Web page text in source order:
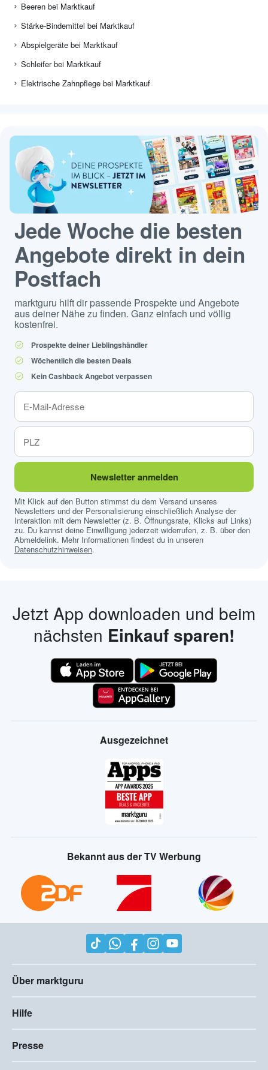
Beeren bei Marktkauf
Stärke-Bindemittel bei Marktkauf
Abspielgeräte bei Marktkauf
Schleifer bei Marktkauf
Elektrische Zahnpflege bei Marktkauf
Jede Woche die besten
Angebote direkt in dein
Postfach
marktguru hilft dir passende Prospekte und Angebote
aus deiner Nähe zu finden. Ganz einfach und völlig
kostenfrei.
Prospekte deiner Lieblingshändler
Wöchentlich die besten Deals
Kein Cashback Angebot verpassen
Newsletter anmelden
Mit Klick auf den Button stimmst du dem Versand unseres
Newsletters und der Personalisierung einschließlich Analyse der
Interaktion mit dem Newsletter (z. B. Öffnungsrate, Klicks auf Links)
zu. Du kannst deine Einwilligung jederzeit widerrufen, z. B. über den
Abmeldelink. Mehr Informationen findest du in unseren
Datenschutzhinweisen.
Jetzt App downloaden und beim
nächsten Einkauf sparen!
Ausgezeichnet
Bekannt aus der TV Werbung
Über marktguru
Hilfe
Presse